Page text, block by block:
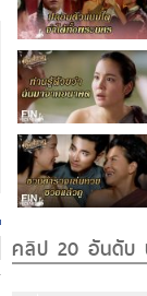
คลิป 20 อันดับ